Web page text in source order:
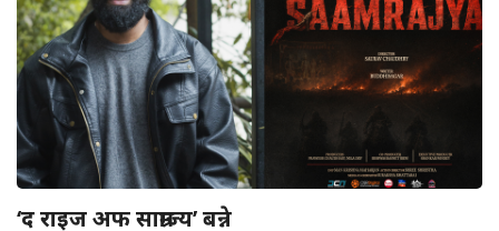
‘द राइज अफ साम्राज्य’ बन्ने